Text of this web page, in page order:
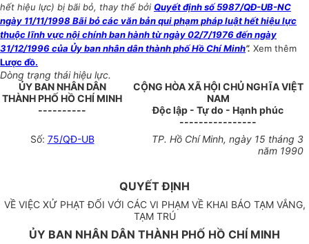
hết hiệu lực) bị bãi bỏ, thay thế bởi Quyết định số 5987/QĐ-UB-NC
ngày 11/11/1998 Bãi bỏ các văn bản qui phạm pháp luật hết hiệu lực
thuộc lĩnh vực nội chính ban hành từ ngày 02/7/1976 đến ngày
31/12/1996 của Ủy ban nhân dân thành phố Hồ Chí Minh”. Xem thêm
Lược đồ.
Dòng trạng thái hiệu lực.
ỦY BAN NHÂN DÂN
THÀNH PHỐ HỒ CHÍ MINH
----------
CỘNG HÒA XÃ HỘI CHỦ NGHĨA VIỆT
NAM
Độc lập - Tự do - Hạnh phúc
----------------
Số: 75/QĐ-UB
TP. Hồ Chí Minh, ngày 15 tháng 3
năm 1990
QUYẾT ĐỊNH
VỀ VIỆC XỬ PHẠT ĐỐI VỚI CÁC VI PHẠM VỀ KHAI BÁO TẠM VẮNG,
TẠM TRÚ
ỦY BAN NHÂN DÂN THÀNH PHỐ HỒ CHÍ MINH